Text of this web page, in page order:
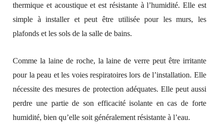
thermique et acoustique et est résistante à l’humidité. Elle est
simple à installer et peut être utilisée pour les murs, les
plafonds et les sols de la salle de bains.
Comme la laine de roche, la laine de verre peut être irritante
pour la peau et les voies respiratoires lors de l’installation. Elle
nécessite des mesures de protection adéquates. Elle peut aussi
perdre une partie de son efficacité isolante en cas de forte
humidité, bien qu’elle soit généralement résistante à l’eau.